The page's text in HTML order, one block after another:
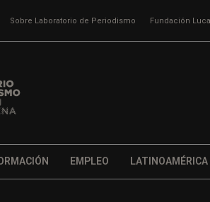
Sobre Laboratorio de Periodismo Fundación
EMPLEO LATINOAMÉRICA